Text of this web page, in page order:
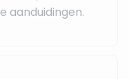
aanduidingen.